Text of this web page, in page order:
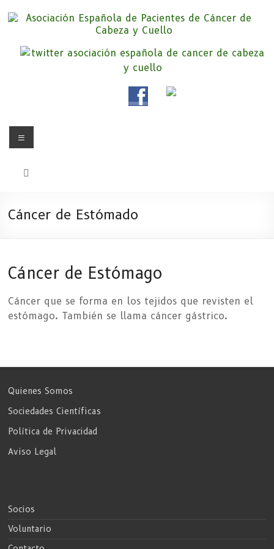
Asociación Española de
Pacientes de Cáncer de Cabeza y
Cuello
Somos la Asociación Española de Pacientes de Cáncer de Cabeza y
cuello «APC», una asociación sin animo de lucro que pretendemos
Menú
Cáncer de Estómado
Cáncer de Estómago
Cáncer que se forma en los tejidos que revisten el
estómago. También se llama cáncer gástrico.
Quienes Somos
Sociedades Científicas
Política de Privacidad
Aviso Legal
Socios
Voluntario